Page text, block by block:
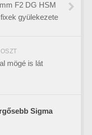
F2 DG HSM
gyülekezete
mögé is lát
Sigma